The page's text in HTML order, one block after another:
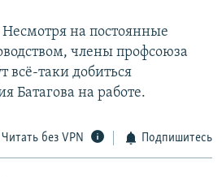
Несмотря на постоянные
члены профсоюза
всё-таки добиться
Батагова на работе.
Читать без VPN Подпишитесь